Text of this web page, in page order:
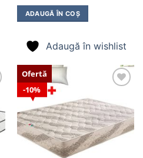
fost:
1.789,00 lei.
ADAUGĂ ÎN COȘ
Adaugă în wishlist
10%
Ofertă
în
wishlist